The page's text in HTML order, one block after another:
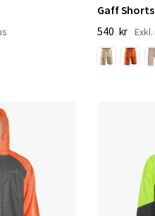
Gaff Shorts
540 kr